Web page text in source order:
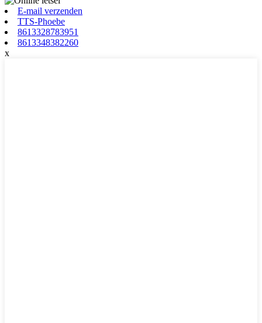
E-mail verzenden
TTS-Phoebe
8613328783951
8613348382260
x